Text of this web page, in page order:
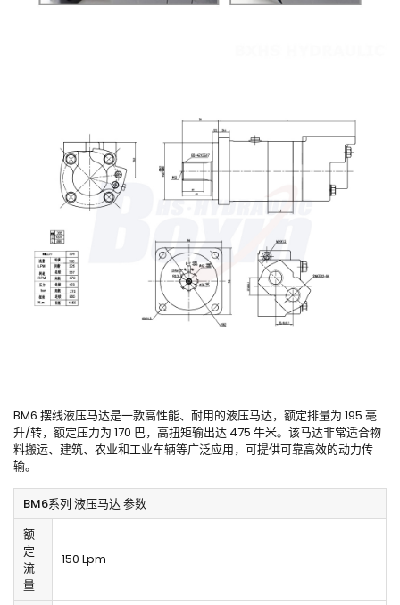
BM6 摆线液压马达是一款高性能、耐用的液压马达，额定排量为 195 毫
升/转，额定压力为 170 巴，高扭矩输出达 475 牛米。该马达非常适合物
料搬运、建筑、农业和工业车辆等广泛应用，可提供可靠高效的动力传
输。
BM6系列 液压马达 参数
额
定
流
量
150 Lpm